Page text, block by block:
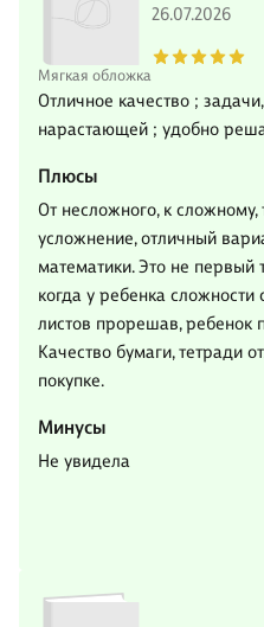
Мягкая обложка
26.07.2026
Отличное качество ;
нарастающей ; удобно
Плюсы
От несложного, к
усложнение, отличный
математики. Это не первый
когда у ребенка
листов прорешав, ребенок
Качество бумаги, тетради
покупке.
Минусы
Не увидела